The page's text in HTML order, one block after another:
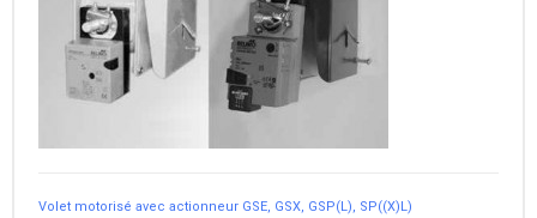
Volet motorisé avec actionneur GSE, GSX, GSP(L), SP((X)L)